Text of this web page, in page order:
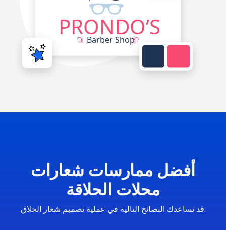
أفضل ممارسات شعارات
محلات الحلاقة
قد تساعدك النصائح التالية في عملية تصميم شعار الحلاق.